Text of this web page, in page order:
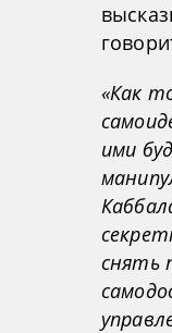
«Как
ими
снять